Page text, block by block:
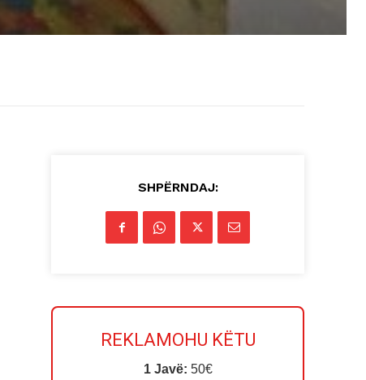
SHPËRNDAJ:
REKLAMOHU KËTU
1 Javë: 50€